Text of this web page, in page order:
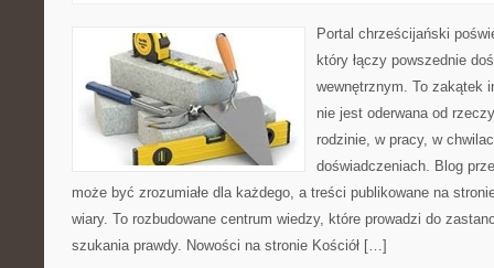
Portal chrześcijański
który łączy powszednie
wewnętrznym. To zakątek
nie jest oderwana od
rodzinie, w pracy, w
doświadczeniach. Blog
może być zrozumiałe dla każdego, a treści publikowane na
wiary. To rozbudowane centrum wiedzy, które prowadzi do
szukania prawdy. Nowości na stronie Kościół […]